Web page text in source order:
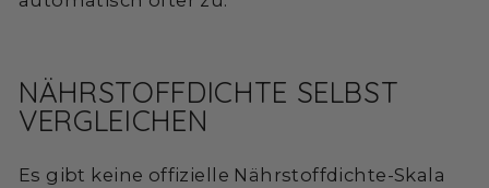
NÄHRSTOFFDICHTE SELBST
VERGLEICHEN
Es gibt keine offizielle Nährstoffdichte-Skala